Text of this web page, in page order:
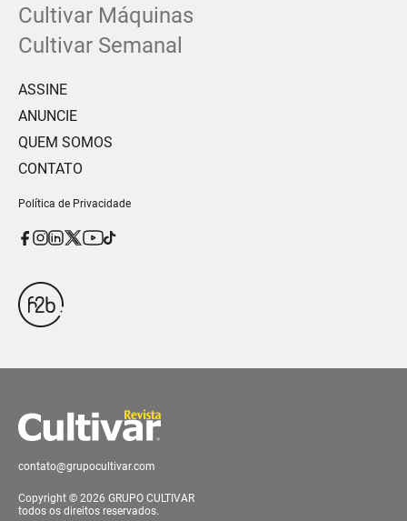
Cultivar Máquinas
Cultivar Semanal
ASSINE
ANUNCIE
QUEM SOMOS
CONTATO
Política de Privacidade
contato@grupocultivar.com
Copyright © 2026 GRUPO CULTIVAR
todos os direitos reservados.